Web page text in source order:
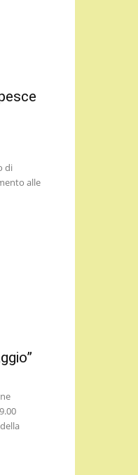
di
alle